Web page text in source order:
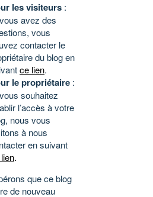
les visiteurs :
avez des
vous
contacter le
du blog en
ce lien.
le propriétaire :
souhaitez
l’accès à votre
nous vous
à nous
en suivant
.
que ce blog
de nouveau